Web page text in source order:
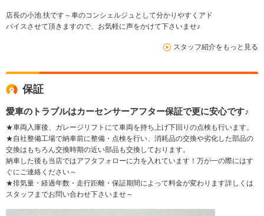
店長の小池 扶です～車のコンシェルジュとして分かりやすくアド
バイスさせて頂きますので、お気軽に声をかけて下さいませ♪
スタッフ紹介をもっと見る
保証
愛車のトラブルはカーセンサーアフター保証で更に安心です♪
★車両入庫後、ガレージリフトにて車両を持ち上げ下回りの点検も行います。
★自社整備工場で納車前に整備・点検を行い、消耗品の交換や劣化した部品の
交換はもちろん交換時期の近い部品も交換しております。
納車した後も当店ではアフタフォローに力を入れています！万が一の際にはす
ぐにご連絡ください～
★排気量・経過年数・走行距離・保証期間によって料金が変わります詳しくは
スタッフまでお問い合わせ下さいませ～